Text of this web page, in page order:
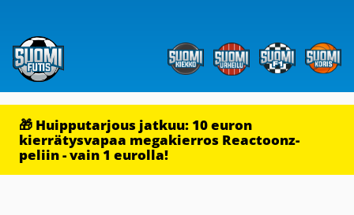
🎁 Huipputarjous jatkuu: 10 euron
kierrätysvapaa megakierros Reactoonz-
peliin - vain 1 eurolla!